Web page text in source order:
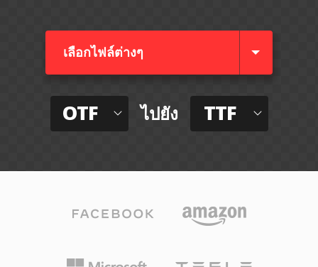
เลือกไฟล์ต่างๆ​
OTF ไปยัง TTF